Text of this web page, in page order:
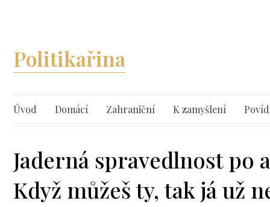
Politikařina
Úvod Domácí Zahraniční K zamyšlení
Jaderná spravedlnost po
Když můžeš ty, tak já už